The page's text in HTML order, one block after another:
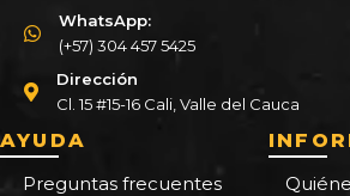
WhatsApp:
(+57) 304 457 5425
Dirección
Cl. 15 #15-16 Cali, Valle del Cauca
AYUDA
Preguntas frecuentes